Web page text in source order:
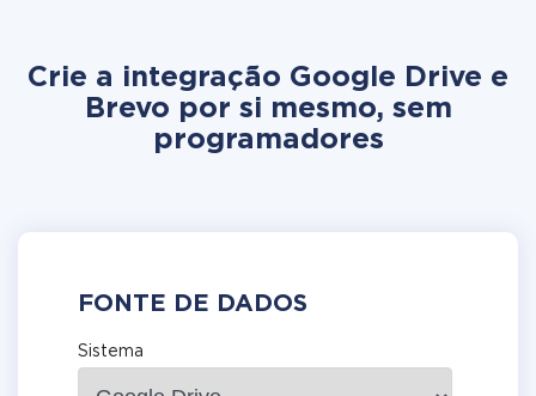
Crie a integração Google Drive e
Brevo por si mesmo, sem
programadores
FONTE DE DADOS
Sistema